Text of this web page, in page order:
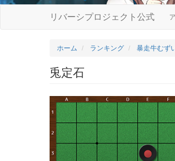
リバーシプロジェクト公式
ホーム ランキング 暴走牛むず
兎定石